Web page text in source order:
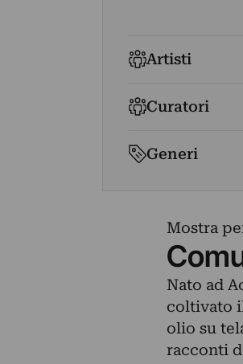
Artisti
Curatori
Generi
Mostra
Nato ad
coltivato
olio su
racconti